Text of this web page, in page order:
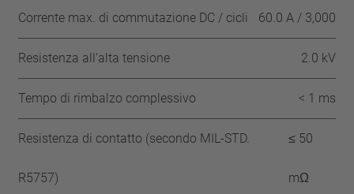
Corrente max. di commutazione DC / cicli 60.0 A / 3,000
Resistenza all‘alta tensione 2.0 kV
Tempo di rimbalzo complessivo < 1 ms
Resistenza di contatto (secondo MIL-STD.
R5757)
≤ 50
mΩ